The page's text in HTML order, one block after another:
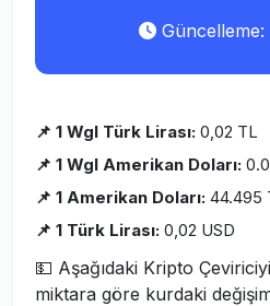
Güncelleme:
📌 1 Wgl Türk Lirası: 0,02 TL
📌 1 Wgl Amerikan Doları:
📌 1 Amerikan Doları: 44.495
📌 1 Türk Lirası: 0,02 USD
💵 Aşağıdaki Kripto
miktara göre kurdaki